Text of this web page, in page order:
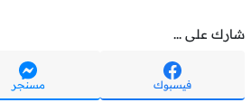
شارك على ...
فيسبوك مسنجر